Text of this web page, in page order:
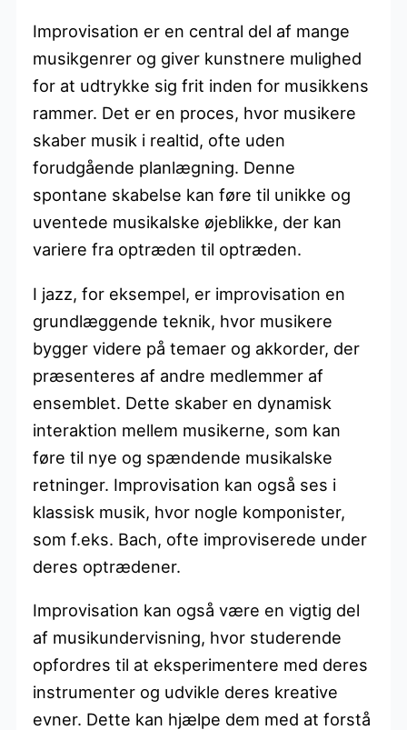
Improvisation er en central del af mange
musikgenrer og giver kunstnere mulighed
for at udtrykke sig frit inden for musikkens
rammer. Det er en proces, hvor musikere
skaber musik i realtid, ofte uden
forudgående planlægning. Denne
spontane skabelse kan føre til unikke og
uventede musikalske øjeblikke, der kan
variere fra optræden til optræden.
I jazz, for eksempel, er improvisation en
grundlæggende teknik, hvor musikere
bygger videre på temaer og akkorder, der
præsenteres af andre medlemmer af
ensemblet. Dette skaber en dynamisk
interaktion mellem musikerne, som kan
føre til nye og spændende musikalske
retninger. Improvisation kan også ses i
klassisk musik, hvor nogle komponister,
som f.eks. Bach, ofte improviserede under
deres optrædener.
Improvisation kan også være en vigtig del
af musikundervisning, hvor studerende
opfordres til at eksperimentere med deres
instrumenter og udvikle deres kreative
evner. Dette kan hjælpe dem med at forstå